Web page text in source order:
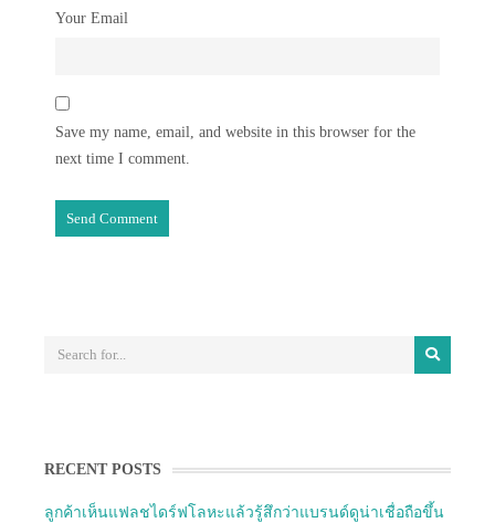
Your Email
Save my name, email, and website in this browser for the
next time I comment.
RECENT POSTS
ลูกค้าเห็นแฟลชไดร์ฟโลหะแล้วรู้สึกว่าแบรนด์ดูน่าเชื่อถือขึ้น